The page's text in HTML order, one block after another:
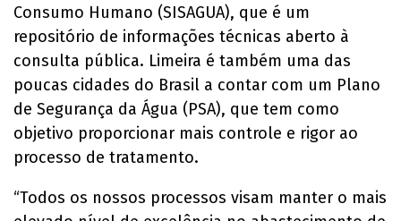
Consumo Humano (SISAGUA), que é um
repositório de informações técnicas aberto à
consulta pública. Limeira é também uma das
poucas cidades do Brasil a contar com um Plano
de Segurança da Água (PSA), que tem como
objetivo proporcionar mais controle e rigor ao
processo de tratamento.
“Todos os nossos processos visam manter o mais